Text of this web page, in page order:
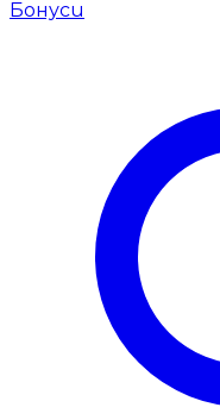
Бонуси